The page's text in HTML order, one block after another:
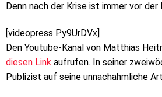
Denn nach der Krise ist immer vor
[videopress Py9UrDVx]
Den Youtube-Kanal von Matthias
diesen Link aufrufen. In seiner
Publizist auf seine unnachahmliche